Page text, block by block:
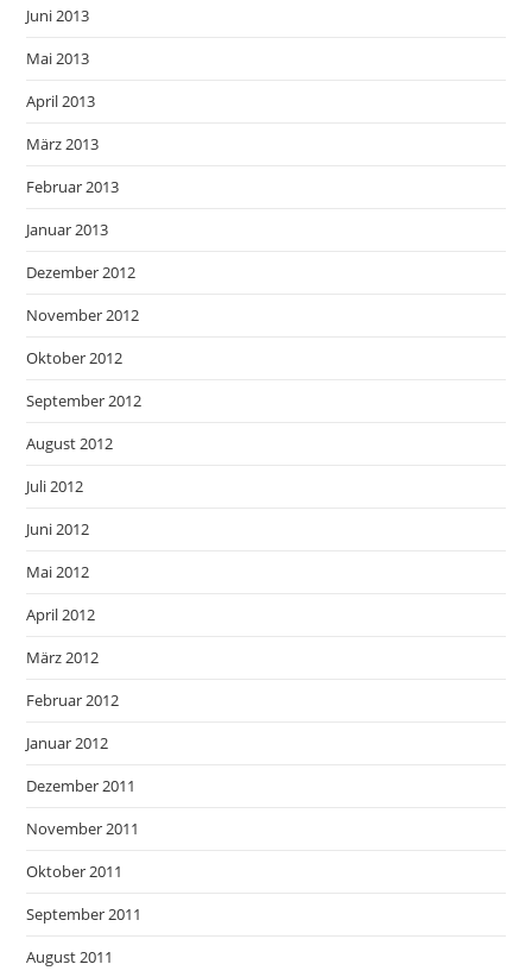
Juni 2013
Mai 2013
April 2013
März 2013
Februar 2013
Januar 2013
Dezember 2012
November 2012
Oktober 2012
September 2012
August 2012
Juli 2012
Juni 2012
Mai 2012
April 2012
März 2012
Februar 2012
Januar 2012
Dezember 2011
November 2011
Oktober 2011
September 2011
August 2011